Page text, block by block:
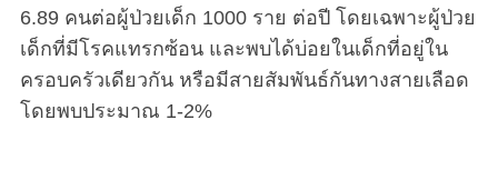
6.89 คนต่อผู้ป่วยเด็ก 1000 ราย ต่อปี โดยเฉพาะผู้ป่วย
เด็กที่มีโรคแทรกซ้อน และพบได้บ่อยในเด็กที่อยู่ใน
ครอบครัวเดียวกัน หรือมีสายสัมพันธ์กันทางสายเลือด
โดยพบประมาณ 1-2%